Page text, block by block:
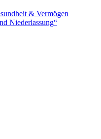
& Vermögen
Niederlassung“